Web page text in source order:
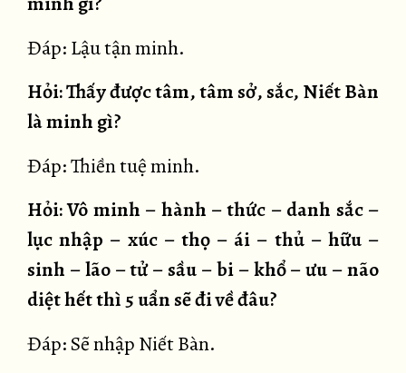
Đáp: Lậu tận minh.
Hỏi: Thấy được tâm, tâm sở, sắc, Niết Bàn
là minh gì?
Đáp: Thiền tuệ minh.
Hỏi: Vô minh – hành – thức – danh sắc –
lục nhập – xúc – thọ – ái – thủ – hữu –
sinh – lão – tử – sầu – bi – khổ – ưu – não
diệt hết thì 5 uẩn sẽ đi về đâu?
Đáp: Sẽ nhập Niết Bàn.